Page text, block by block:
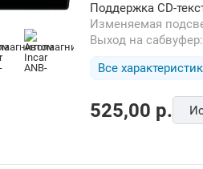
Поддержка CD-
Изменяемая
Выход на сабвуфер:
Все
525,00 p.